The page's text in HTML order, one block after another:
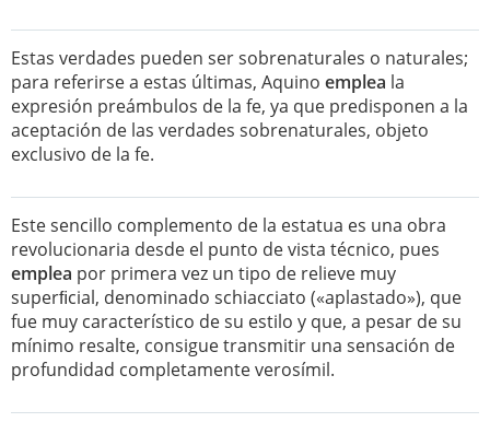
Estas verdades pueden ser sobrenaturales o naturales;
para referirse a estas últimas, Aquino emplea la
expresión preámbulos de la fe, ya que predisponen a la
aceptación de las verdades sobrenaturales, objeto
exclusivo de la fe.
Este sencillo complemento de la estatua es una obra
revolucionaria desde el punto de vista técnico, pues
emplea por primera vez un tipo de relieve muy
superﬁcial, denominado schiacciato («aplastado»), que
fue muy característico de su estilo y que, a pesar de su
mínimo resalte, consigue transmitir una sensación de
profundidad completamente verosímil.